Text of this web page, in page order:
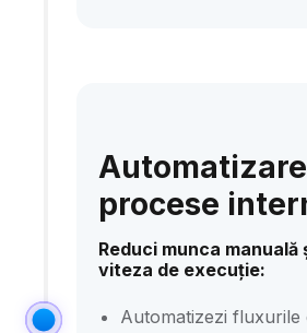
Automatizare
procese
Reduci munca manuală
viteza de execuție:
Automatizezi fluxurile